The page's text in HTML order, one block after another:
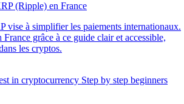
(Ripple) en France
vise à simplifier les paiements internationaux.
grâce à ce guide clair et accessible,
les cryptos.